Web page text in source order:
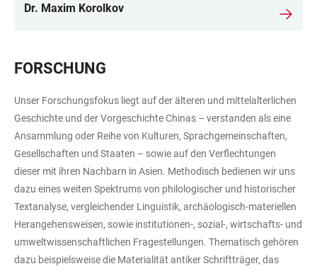
Dr. Maxim Korolkov
FORSCHUNG
Unser Forschungsfokus liegt auf der älteren und mittelalterlichen
Geschichte und der Vorgeschichte Chinas – verstanden als eine
Ansammlung oder Reihe von Kulturen, Sprachgemeinschaften,
Gesellschaften und Staaten – sowie auf den Verflechtungen
dieser mit ihren Nachbarn in Asien. Methodisch bedienen wir uns
dazu eines weiten Spektrums von philologischer und historischer
Textanalyse, vergleichender Linguistik, archäologisch-materiellen
Herangehensweisen, sowie institutionen-, sozial-, wirtschafts- und
umweltwissenschaftlichen Fragestellungen. Thematisch gehören
dazu beispielsweise die Materialität antiker Schriftträger, das